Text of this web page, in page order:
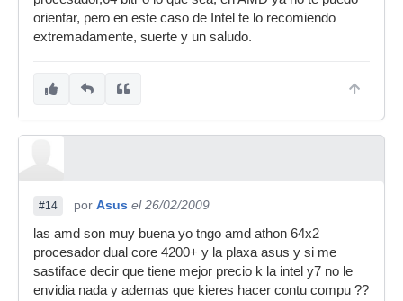
orientar, pero en este caso de Intel te lo recomiendo
extremadamente, suerte y un saludo.
#14 por Asus el 26/02/2009
las amd son muy buena yo tngo amd athon 64x2
procesador dual core 4200+ y la plaxa asus y si me
sastiface decir que tiene mejor precio k la intel y7 no le
envidia nada y ademas que kieres hacer contu compu ??